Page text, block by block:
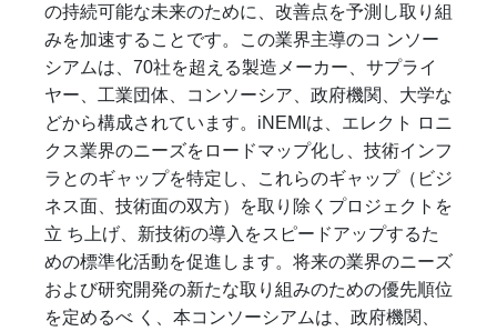
の持続可能な未来のために、改善点を予測し取り組
みを加速することです。この業界主導のコ ンソー
シアムは、70社を超える製造メーカー、サプライ
ヤー、工業団体、コンソーシア、政府機関、大学な
どから構成されています。iNEMIは、エレクト ロニ
クス業界のニーズをロードマップ化し、技術インフ
ラとのギャップを特定し、これらのギャップ（ビジ
ネス面、技術面の双方）を取り除くプロジェクトを
立 ち上げ、新技術の導入をスピードアップするた
めの標準化活動を促進します。将来の業界のニーズ
および研究開発の新たな取り組みのための優先順位
を定めるべ く、本コンソーシアムは、政府機関、